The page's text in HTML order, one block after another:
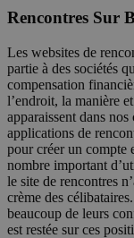
Rencontres Sur
Les websites de
partie à des sociétés
compensation
l’endroit, la manière
apparaissent dans
applications de
pour créer un compte
nombre important
le site de rencontres
crème des
beaucoup de leurs
est restée sur ces